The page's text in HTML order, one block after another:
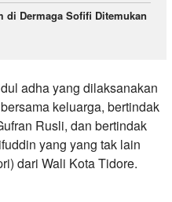
di Dermaga Sofifi Ditemukan
adha yang dilaksanakan
keluarga, bertindak
Rusli, dan bertindak
yang yang tak lain
dari Wali Kota Tidore.